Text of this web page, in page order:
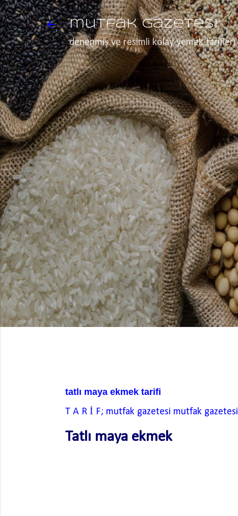
mutfak gazetesi
denenmiş ve resimli kolay yemek tarifleri
tatlı maya ekmek tarifi
T A R İ F; mutfak gazetesi mutfak gazetesi
Tatlı maya ekmek